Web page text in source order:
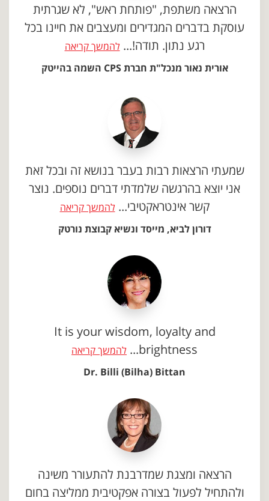
הרצאה משתפת, "פותחת ראש", לא שגרתית
עוסקת בדברים המגדירים ומעצבים את חיינו בכל
רגע נתון. תודה!...להמשך קריאה
אורית נאור מנכל"ת חברת CPS השמה בהייטק
שמעתי הרצאות רבות בעבר בנושא זה ובכל זאת
אני יוצא בהרגשה שלמדתי דברים נוספים. נוצר
קשר אינטראקטיבי...להמשך קריאה
דורון לביא, מייסד ונשיא קבוצת נורטק
It is your wisdom, loyalty and
brightness...
להמשך קריאה
Dr. Billi (Bilha) Bittan
הרצאה ומצגת שמדרבנת להתעורר משינה
ולהתחיל לפעול בצורה אפקטיבית ממליצה בחום